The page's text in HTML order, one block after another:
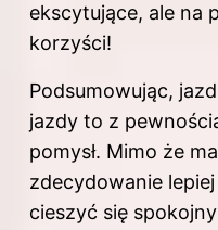
ekscytujące, ale na
korzyści!
Podsumowując,
jazdy to z
pomysł. Mimo że
zdecydowanie
cieszyć się